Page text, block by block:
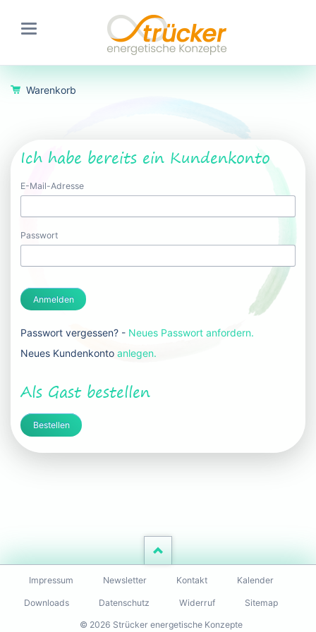
Warenkorb
Ich habe bereits ein Kundenkonto
E-Mail-Adresse
Passwort
Anmelden
Passwort vergessen? - Neues Passwort anfordern.
Neues Kundenkontoanlegen.
Als Gast bestellen
Bestellen
Navigation
überspringen
Impressum Newsletter Kontakt Kalender
Downloads Datenschutz Widerruf Sitemap
© 2026 Strücker energetische Konzepte